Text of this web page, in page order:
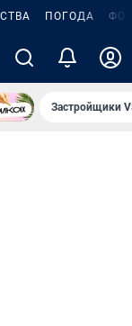
ПОГОДА
Застройщики